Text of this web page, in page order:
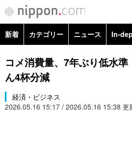
カテゴリー
新着 カテゴリー ニュース In-
政治・外交
経済・ビジネス
国際・海外
コメ消費量、7年ぶり低水
ん4杯分減
経済・ビジネス
2026.05.16 15:17 / 2026.05.16 15:38 更